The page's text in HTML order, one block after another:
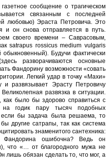
сообщение о трагическом
связанным с последней
любовью) Эраста Петровича. Это
и он снова отправляется в путь.
своего времени – Саврасовым,
satrapus rossicus medium vulgaris
Будучи фактически
разворачиваются основные
Фандорину возможности «совать
Легкий удар в точку «Махи»
и развязывает Эрасту Петровичу
развязка в ситуации.
как было бы здорово справиться с
на годик пару тысяч подобных
бы задача была решаема, то
другие сатрапы, так как система
знаменитого сантехника:
Фандорина ошибочна? Ведь он
что «… от благородного мужа не
лишь обязан сделать то, что мог, а